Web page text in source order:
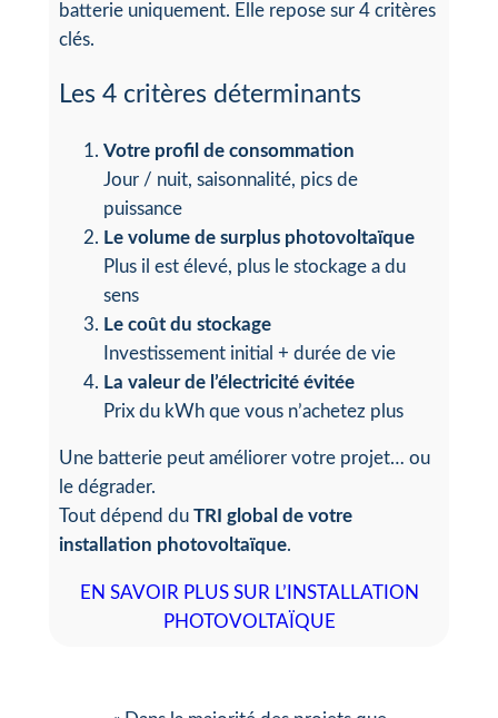
batterie uniquement. Elle repose sur 4 critères
clés.
Les 4 critères déterminants
Votre profil de consommation
Jour / nuit, saisonnalité, pics de
puissance
Le volume de surplus photovoltaïque
Plus il est élevé, plus le stockage a du
sens
Le coût du stockage
Investissement initial + durée de vie
La valeur de l’électricité évitée
Prix du kWh que vous n’achetez plus
Une batterie peut améliorer votre projet… ou
le dégrader.
Tout dépend du TRI global de votre
installation photovoltaïque.
EN SAVOIR PLUS SUR L’INSTALLATION
PHOTOVOLTAÏQUE